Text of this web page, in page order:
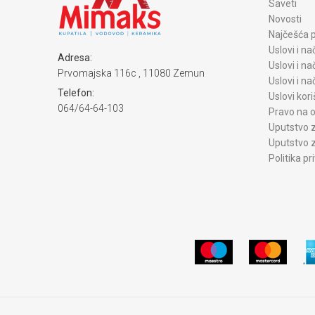
Adresa:
Prvomajska 116c , 11080 Zemun
Telefon:
064/64-64-103
Saveti
Novosti
Najčešća
Uslovi i
Uslovi i
Uslovi i
Uslovi
Pravo na
Uputstvo
Uputstvo
Politika